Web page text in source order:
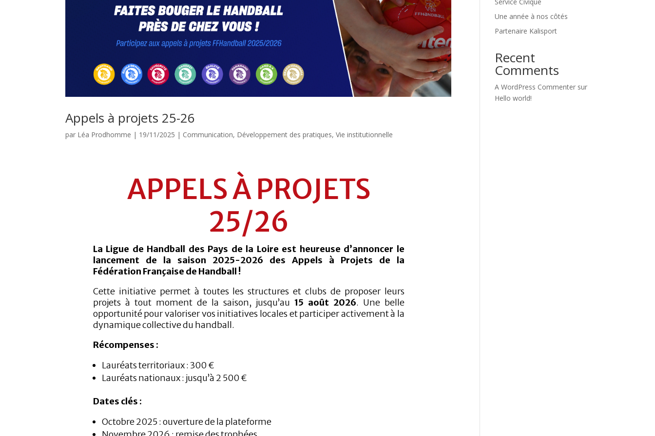
Appels à projets 25-26
par Léa Prodhomme | 19/11/2025 | Communication, Développement des pratiques,Vie institutionnelle
APPELS À PROJETS
25/26
La Ligue de Handball des Pays de la Loire est heureuse d’annoncer le
lancement de la saison 2025-2026 des Appels à Projets de la
Fédération Française de Handball !
Cette initiative permet à toutes les structures et clubs de proposer leurs
projets à tout moment de la saison, jusqu’au 15 août 2026. Une belle
opportunité pour valoriser vos initiatives locales et participer activement à la
dynamique collective du handball.
Récompenses :
Lauréats territoriaux : 300 €
Lauréats nationaux : jusqu’à 2 500 €
Dates clés :
Octobre 2025 : ouverture de la plateforme
Une année à nos côtés
Partenaire Kalisport
Recent
Comments
A WordPress Commenter sur
Hello world!